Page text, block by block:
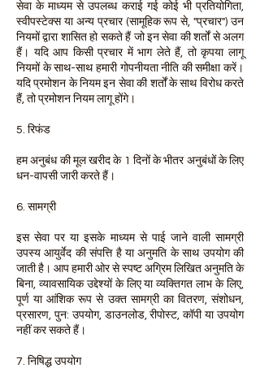
सेवा के माध्यम से उपलब्ध कराई गई कोई भी प्रतियोगिता,
स्वीपस्टेक्स या अन्य प्रचार (सामूहिक रूप से, "प्रचार") उन
नियमों द्वारा शासित हो सकते हैं जो इन सेवा की शर्तों से अलग
हैं। यदि आप किसी प्रचार में भाग लेते हैं, तो कृपया लागू
नियमों के साथ-साथ हमारी गोपनीयता नीति की समीक्षा करें।
यदि प्रमोशन के नियम इन सेवा की शर्तों के साथ विरोध करते
हैं, तो प्रमोशन नियम लागू होंगे।
5. रिफंड
हम अनुबंध की मूल खरीद के 1 दिनों के भीतर अनुबंधों के लिए
धन-वापसी जारी करते हैं।
6. सामग्री
इस सेवा पर या इसके माध्यम से पाई जाने वाली सामग्री
उपस्य आयुर्वेद की संपत्ति है या अनुमति के साथ उपयोग की
जाती है। आप हमारी ओर से स्पष्ट अग्रिम लिखित अनुमति के
बिना, व्यावसायिक उद्देश्यों के लिए या व्यक्तिगत लाभ के लिए,
पूर्ण या आंशिक रूप से उक्त सामग्री का वितरण, संशोधन,
प्रसारण, पुन: उपयोग, डाउनलोड, रीपोस्ट, कॉपी या उपयोग
नहीं कर सकते हैं।
7. निषिद्ध उपयोग